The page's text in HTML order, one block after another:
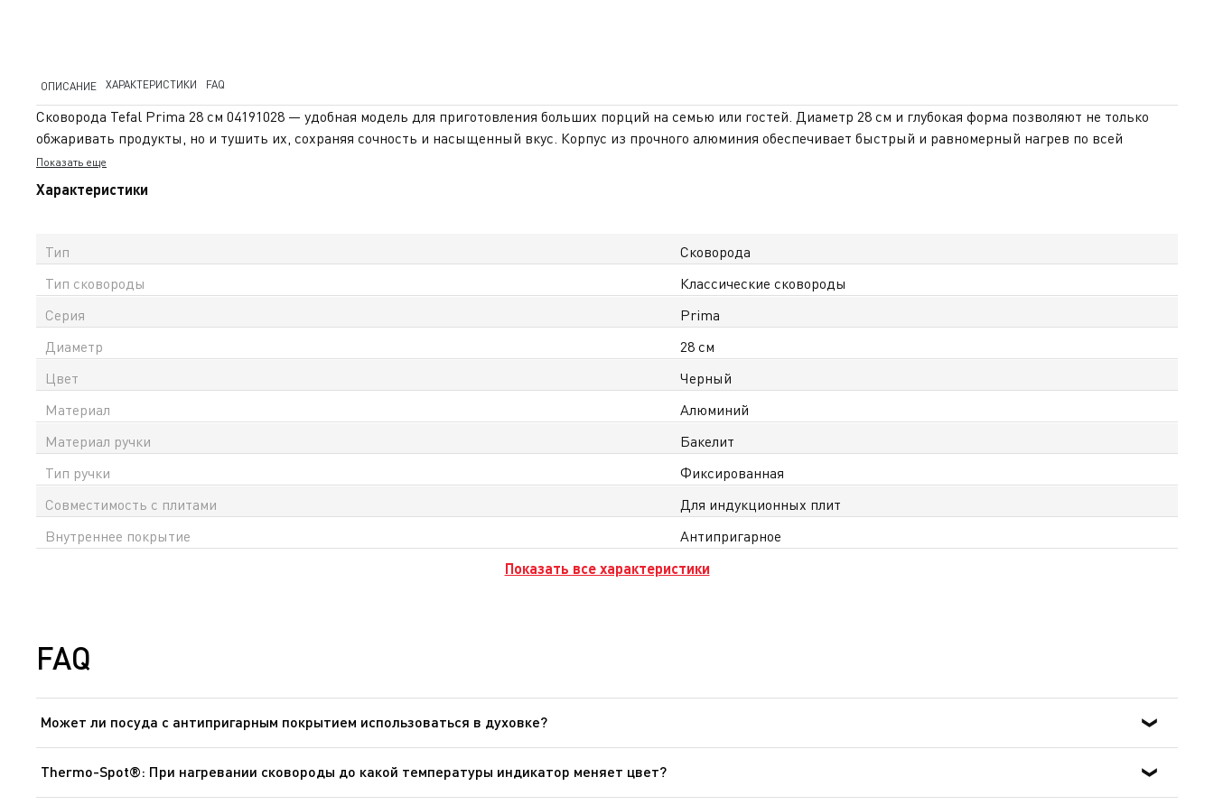
ОПИСАНИЕ ХАРАКТЕРИСТИКИ FAQ
Сковорода Tefal Prima 28 см 04191028 — удобная модель для приготовления больших порций на семью или гостей. Диаметр 28 см и глубокая форма позволяют не только
обжаривать продукты, но и тушить их, сохраняя сочность и насыщенный вкус. Корпус из прочного алюминия обеспечивает быстрый и равномерный нагрев по всей
поверхности. Внутреннее антипригарное покрытие Titanium 1X позволяет готовить с минимальным количеством масла и значительно упрощает уход после использования.
Индикатор Thermo-Signal® точно подскажет момент достижения оптимальной температуры, помогая начать готовку вовремя и добиться идеального результата.
Сковорода совместима со всеми типами плит, включая индукционные, что делает её универсальным решением для любой кухни. Tefal Prima 28 см — практичный и
Показать еще
Характеристики
Тип
Сковорода
Тип сковороды
Классические сковороды
Серия
Prima
Диаметр
28 см
Цвет
Черный
Материал
Алюминий
Материал ручки
Бакелит
Тип ручки
Фиксированная
Совместимость с плитами
Для индукционных плит
Внутреннее покрытие
Антипригарное
Показать все характеристики
FAQ
Может ли посуда с антипригарным покрытием использоваться в духовке?
Для приготовления пищи в духовке могут использоваться только сковороды, ковши и сотейники линейки Ingenio со съемными ручками, при этом съемные ручки должны
быть предварительно сняты. Посуда никогда не должна использоваться в микроволновых печах и аэрогрилях.
Thermo-Spot®: При нагревании сковороды до какой температуры индикатор меняет цвет?
Сковороды: от 140 °C до 195 °C. Сковороды для блинов: от 165 °C до 240 °C. Это оптимальная температура для обжарки и готовки. Данный индикатор позволяет готовить